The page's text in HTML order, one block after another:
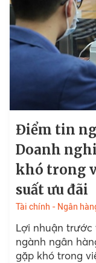
Điểm tin
Doanh
khó trong
suất ưu đãi
Tài chính - Ngân
Lợi nhuận trước
ngành ngân
gặp khó trong